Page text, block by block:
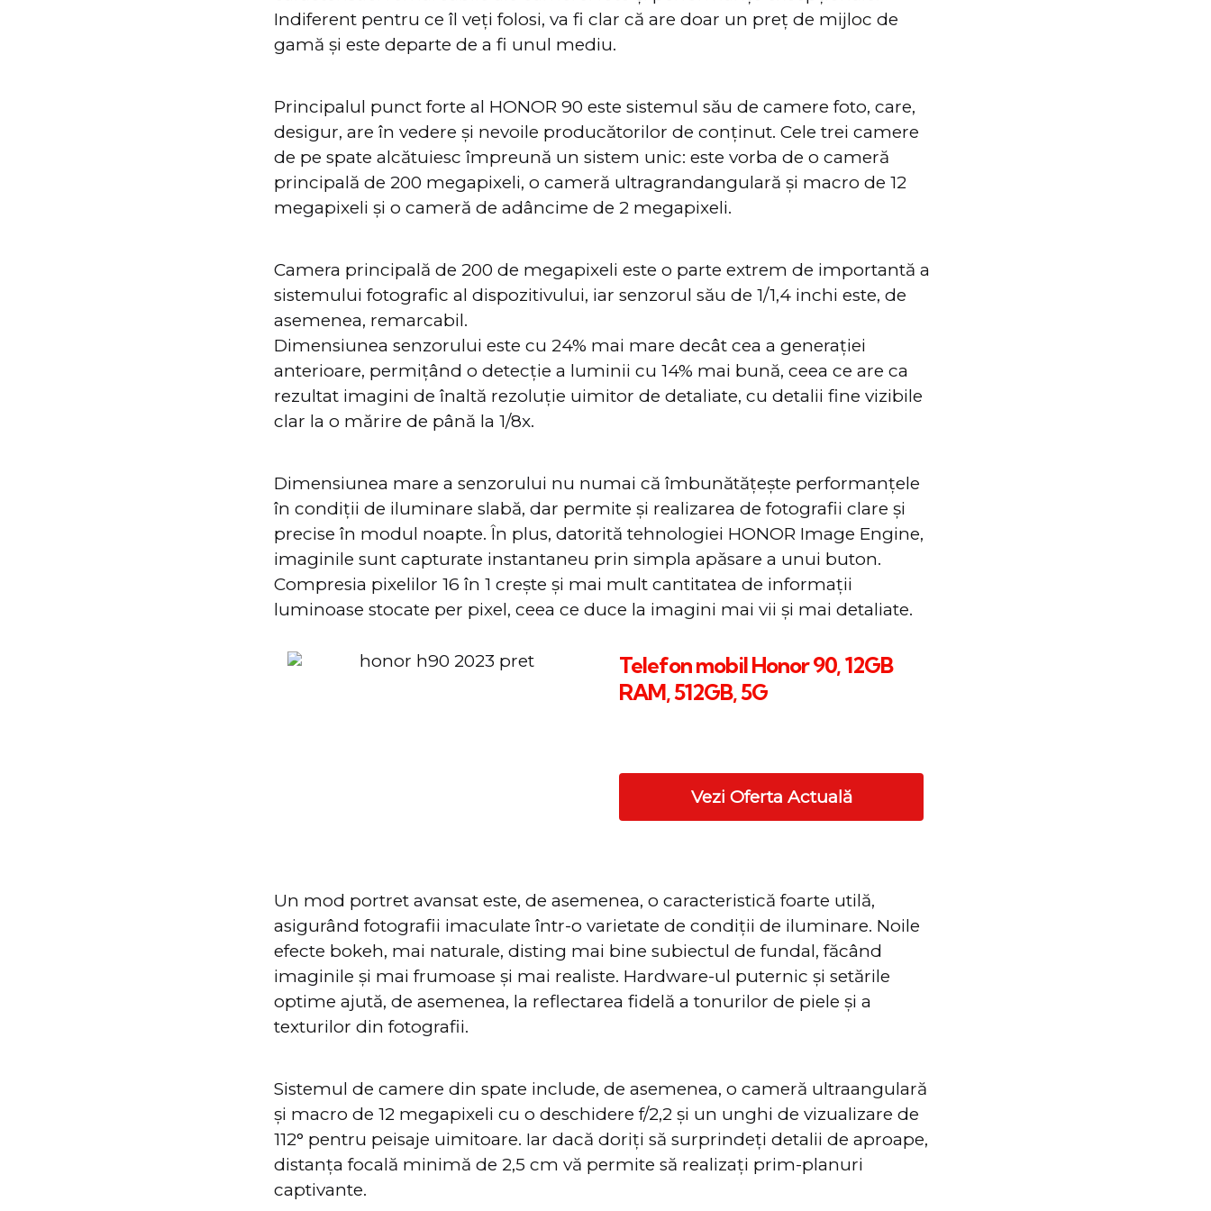
Indiferent pentru ce îl veți folosi, va fi clar că are doar un preț de mijloc de
gamă și este departe de a fi unul mediu.
Principalul punct forte al HONOR 90 este sistemul său de camere foto, care,
desigur, are în vedere și nevoile producătorilor de conținut. Cele trei camere
de pe spate alcătuiesc împreună un sistem unic: este vorba de o cameră
principală de 200 megapixeli, o cameră ultragrandangulară și macro de 12
megapixeli și o cameră de adâncime de 2 megapixeli.
Camera principală de 200 de megapixeli este o parte extrem de importantă a
sistemului fotografic al dispozitivului, iar senzorul său de 1/1,4 inchi este, de
asemenea, remarcabil.
Dimensiunea senzorului este cu 24% mai mare decât cea a generației
anterioare, permițând o detecție a luminii cu 14% mai bună, ceea ce are ca
rezultat imagini de înaltă rezoluție uimitor de detaliate, cu detalii fine vizibile
clar la o mărire de până la 1/8x.
Dimensiunea mare a senzorului nu numai că îmbunătățește performanțele
în condiții de iluminare slabă, dar permite și realizarea de fotografii clare și
precise în modul noapte. În plus, datorită tehnologiei HONOR Image Engine,
imaginile sunt capturate instantaneu prin simpla apăsare a unui buton.
Compresia pixelilor 16 în 1 crește și mai mult cantitatea de informații
luminoase stocate per pixel, ceea ce duce la imagini mai vii și mai detaliate.
Telefon mobil Honor 90, 12GB
RAM, 512GB, 5G
Vezi Oferta Actuală
Un mod portret avansat este, de asemenea, o caracteristică foarte utilă,
asigurând fotografii imaculate într-o varietate de condiții de iluminare. Noile
efecte bokeh, mai naturale, disting mai bine subiectul de fundal, făcând
imaginile și mai frumoase și mai realiste. Hardware-ul puternic și setările
optime ajută, de asemenea, la reflectarea fidelă a tonurilor de piele și a
texturilor din fotografii.
Sistemul de camere din spate include, de asemenea, o cameră ultraangulară
și macro de 12 megapixeli cu o deschidere f/2,2 și un unghi de vizualizare de
112° pentru peisaje uimitoare. Iar dacă doriți să surprindeți detalii de aproape,
distanța focală minimă de 2,5 cm vă permite să realizați prim-planuri
captivante.